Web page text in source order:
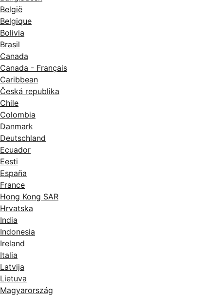
België
Belgique
Bolivia
Brasil
Canada
Canada - Français
Caribbean
Česká republika
Chile
Colombia
Danmark
Deutschland
Ecuador
Eesti
España
France
Hong Kong SAR
Hrvatska
India
Indonesia
Ireland
Italia
Latvija
Lietuva
Magyarország